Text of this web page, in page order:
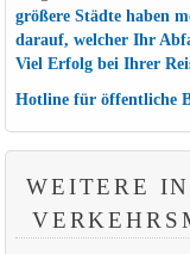
größere Städte haben
darauf, welcher Ihr
Viel Erfolg bei Ihrer
Hotline für öffentliche
WEITERE